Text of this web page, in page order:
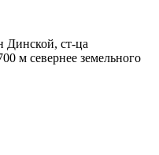
Динской, ст-ца
м севернее земельного